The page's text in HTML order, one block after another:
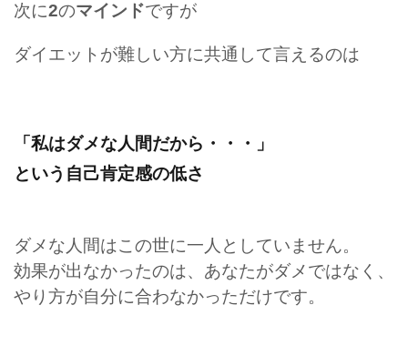
次に2のマインドですが
ダイエットが難しい方に共通して言えるのは
「私はダメな人間だから・・・」
という自己肯定感の低さ
ダメな人間はこの世に一人としていません。
効果が出なかったのは、あなたがダメではなく、
やり方が自分に合わなかっただけです。